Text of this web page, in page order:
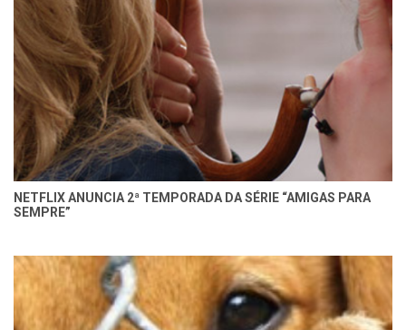
NETFLIX ANUNCIA 2ª TEMPORADA DA SÉRIE “AMIGAS PARA
SEMPRE”